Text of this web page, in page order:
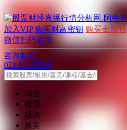
加入VIP 购买财富密钥 购买金股包
微信扫码咨询
咨询电话：
021-62167888
综合
股票
板块
嘉宾